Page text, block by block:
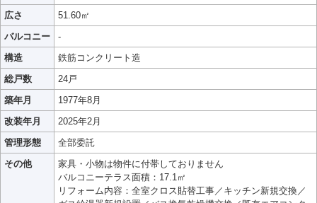
広さ
51.60㎡
バルコニー
-
構造
鉄筋コンクリート造
総戸数
24戸
築年月
1977年8月
改装年月
2025年2月
管理形態
全部委託
その他
家具・小物は物件に付帯しておりません
バルコニーテラス面積：17.1㎡
リフォーム内容：全室クロス貼替工事／キッチン新規交換／